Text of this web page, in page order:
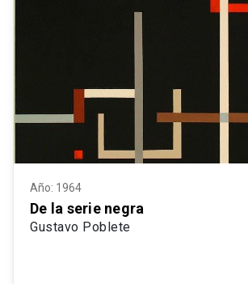
Año: 1964
De la serie negra
Gustavo Poblete